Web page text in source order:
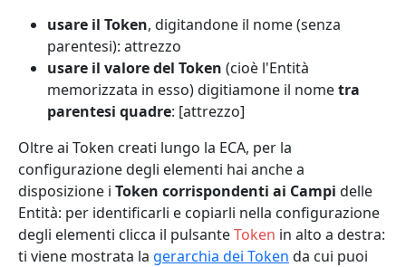
usare il Token, digitandone il nome (senza
parentesi): attrezzo
usare il valore del Token (cioè l'Entità
memorizzata in esso) digitiamone il nometra
parentesi quadre: [attrezzo]
Oltre ai Token creati lungo la ECA, per la
configurazione degli elementi hai anche a
disposizione i Token corrispondenti ai Campi delle
Entità: per identificarli e copiarli nella configurazione
degli elementi clicca il pulsanteToken in alto a destra:
ti viene mostrata la gerarchia dei Token da cui puoi